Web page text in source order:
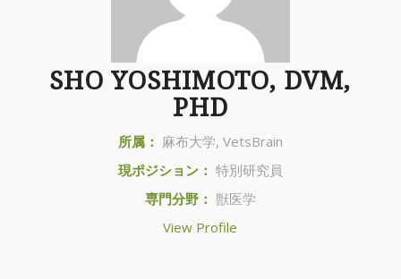
SHO YOSHIMOTO, DVM,
PHD
所属： 麻布大学, VetsBrain
現ポジション： 特別研究員
専門分野： 獣医学
View Profile